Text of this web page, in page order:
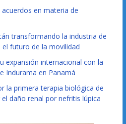
en materia de
transformando la industria de
futuro de la movilidad
expansión internacional con la
Indurama en Panamá
la primera terapia biológica de
daño renal por nefritis lúpica